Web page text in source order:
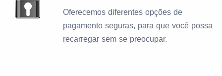
Oferecemos diferentes opções de
pagamento seguras, para que você possa
recarregar sem se preocupar.